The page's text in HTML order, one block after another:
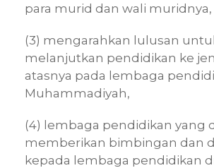
para murid dan wali muridnya,
(3) mengarahkan lulusan
melanjutkan pendidikan ke
atasnya pada lembaga
Muhammadiyah,
(4) lembaga pendidikan yang
memberikan bimbingan dan
kepada lembaga pendidikan